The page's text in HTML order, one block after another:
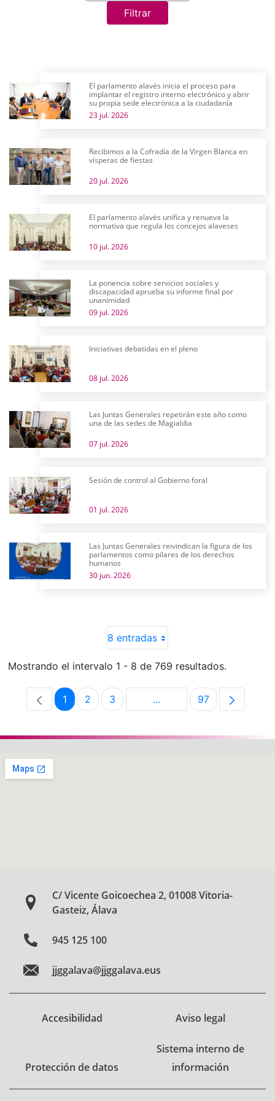
Filtrar
El parlamento alavés inicia el proceso para
implantar el registro interno electrónico y abrir
su propia sede electrónica a la ciudadanía
23 jul. 2026
Recibimos a la Cofradía de la Virgen Blanca en
vísperas de fiestas
20 jul. 2026
El parlamento alavés unifica y renueva la
normativa que regula los concejos alaveses
10 jul. 2026
La ponencia sobre servicios sociales y
discapacidad aprueba su informe final por
unanimidad
09 jul. 2026
Iniciativas debatidas en el pleno
08 jul. 2026
Las Juntas Generales repetirán este año como
una de las sedes de Magialdia
07 jul. 2026
Sesión de control al Gobierno foral
01 jul. 2026
Las Juntas Generales reivindican la figura de los
parlamentos como pilares de los derechos
humanos
30 jun. 2026
8 entradas
Mostrando el intervalo 1 - 8 de 769 resultados.
Página
1 Página
2 Página
3 ...Páginas intermedias Use
Página
97
C/ Vicente Goicoechea 2, 01008 Vitoria-
Gasteiz, Álava
945 125 100
jjggalava@jjggalava.eus
Accesibilidad Aviso legal
Protección de datos
Sistema interno de
información